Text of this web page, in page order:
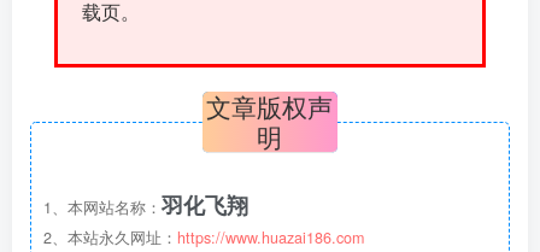
载页。
文章版权声
明
1、本网站名称： 羽化飞翔
2、本站永久网址： https://www.huazai186.com